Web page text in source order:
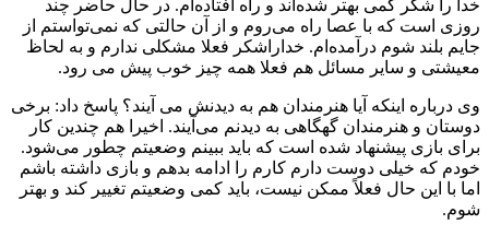
خدا را شکر کمی بهتر شده‌اند و راه افتاده‌ام. در حال حاضر چند
روزی است که با عصا راه می‌روم و از آن حالتی که نمی‌تواستم از
جایم بلند شوم درآمده‌ام. خداراشکر فعلا مشکلی ندارم و به لحاظ
معیشتی و سایر مسائل هم فعلا همه چیز خوب پیش می رود.
وی درباره اینکه آیا هنرمندان هم به دیدنش می آیند؟ پاسخ داد: برخی
دوستان و هنرمندان گهگاهی به دیدنم می‌آیند. اخیرا هم چندین کار
برای بازی پیشنهاد شده است که باید ببینم وضعیتم چطور می‌شود.
خودم که خیلی دوست دارم کارم را ادامه بدهم و بازی داشته باشم
اما با این حال فعلاً ممکن نیست، باید کمی وضعیتم تغییر کند و بهتر
شوم.